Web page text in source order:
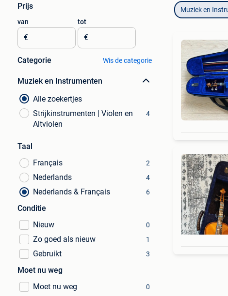
Prijs
van
€
tot
€
Categorie Wis de categorie
Muziek en Instrumenten
Alle zoekertjes
Strijkinstrumenten | Violen en
Altviolen
4
Taal
Français
2
Nederlands 4
Nederlands & Français 6
Conditie
Nieuw
0
Zo goed als nieuw 1
Gebruikt 3
Moet nu weg
Moet nu weg
0
Muziek en